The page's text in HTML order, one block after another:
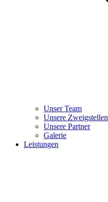
Unser Team
Unsere Zweigstellen
Unsere Partner
Galerie
Leistungen